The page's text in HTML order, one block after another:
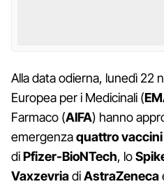
Alla data odierna, lunedì 22
Europea per i Medicinali (
Farmaco (AIFA) hanno
emergenzaquattro
diPfizer-BioNTech, lo
VaxzevriadiAstraZeneca